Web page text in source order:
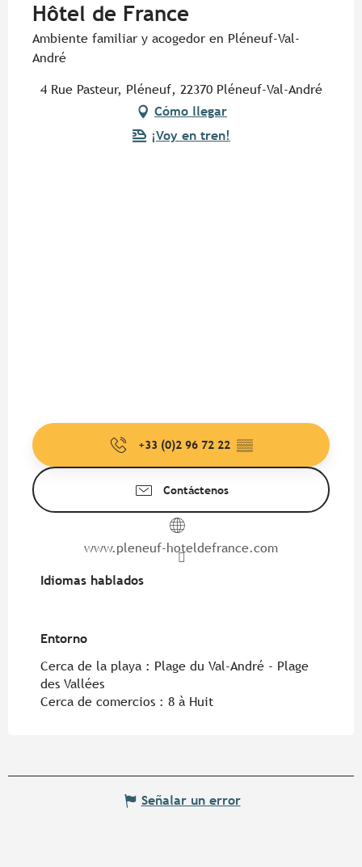
Hôtel de France
Ambiente familiar y acogedor en Pléneuf-Val-
André
4 Rue Pasteur, Pléneuf, 22370 Pléneuf-Val-André
Cómo llegar
¡Voy en tren!
+33 (0)2 96 72 22 ▒▒
Contáctenos
www.pleneuf-hoteldefrance.com
Idiomas hablados
Idiomas hablados
Entorno
Entorno
Cerca de la playa : Plage du Val-André - Plage
des Vallées
Cerca de comercios : 8 à Huit
Señalar un error